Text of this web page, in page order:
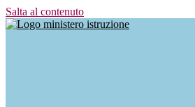
Salta al contenuto